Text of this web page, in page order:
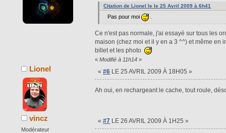
Citation de Lionel le le 25 Avril 2009 à 6h41
Pas pour moi
Ce n'est pas normale, j'ai essayé sur tous les
maison (chez moi et il y en a 3 ^^) et même en
billet et les photo
«Modifié à 11h14 »
Lionel «#6 LE 25 AVRIL 2009 À 18H05 »
Ah oui, en rechargeant le cache, tout roule,
vincz
Modérateur
«#7 LE 26 AVRIL 2009 À 1H25 »